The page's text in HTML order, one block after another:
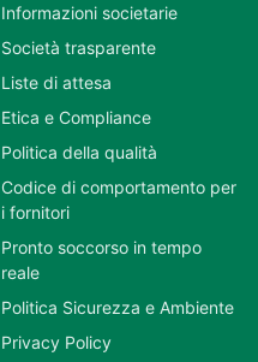
Informazioni societarie
Società trasparente
Liste di attesa
Etica e Compliance
Politica della qualità
Codice di comportamento per
i fornitori
Pronto soccorso in tempo
reale
Politica Sicurezza e Ambiente
Privacy Policy